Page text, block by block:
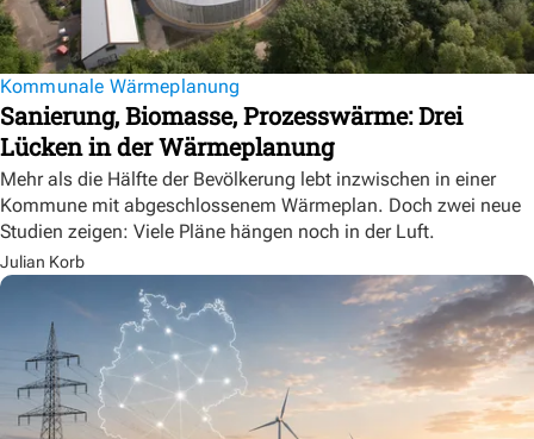
Kommunale Wärmeplanung
Sanierung, Biomasse, Prozesswärme: Drei
Lücken in der Wärmeplanung
Mehr als die Hälfte der Bevölkerung lebt inzwischen in einer
Kommune mit abgeschlossenem Wärmeplan. Doch zwei neue
Studien zeigen: Viele Pläne hängen noch in der Luft.
Julian Korb